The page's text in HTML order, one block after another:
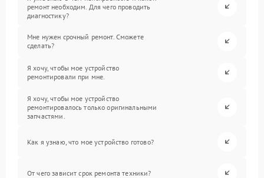
ремонт необходим. Для чего проводить
диагностику?
Мне нужен срочный ремонт. Сможете
сделать?
Я хочу, чтобы мое устройство
ремонтировали при мне.
Я хочу, чтобы мое устройство
ремонтировалось только оригинальными
запчастями.
Как я узнаю, что мое устройство готово?
От чего зависит срок ремонта техники?